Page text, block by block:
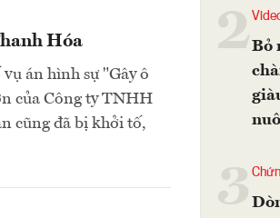
Hóa
án hình sự "Gây ô
của Công ty TNHH
cũng đã bị khởi tố,
2Bỏ